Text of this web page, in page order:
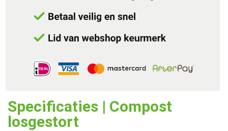
Specificaties | Compost
losgestort